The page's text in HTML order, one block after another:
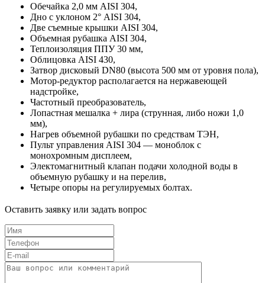
Обечайка 2,0 мм AISI 304,
Дно с уклоном 2° AISI 304,
Две съемные крышки AISI 304,
Объемная рубашка AISI 304,
Теплоизоляция ППУ 30 мм,
Облицовка AISI 430,
Затвор дисковый DN80 (высота 500 мм от уровня пола),
Мотор-редуктор располагается на нержавеющей
надстройке,
Частотный преобразователь,
Лопастная мешалка + лира (струнная, либо ножи 1,0
мм),
Нагрев объемной рубашки по средствам ТЭН,
Пульт управления AISI 304 — моноблок с
монохромным дисплеем,
Электомагнитный клапан подачи холодной воды в
объемную рубашку и на перелив,
Четыре опоры на регулируемых болтах.
Оставить заявку или задать вопрос